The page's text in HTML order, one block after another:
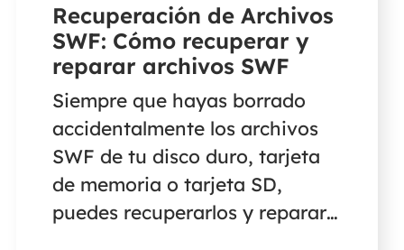
Recuperación de Archivos
SWF: Cómo recuperar y
reparar archivos SWF
Siempre que hayas borrado
accidentalmente los archivos
SWF de tu disco duro, tarjeta
de memoria o tarjeta SD,
puedes recuperarlos y reparar